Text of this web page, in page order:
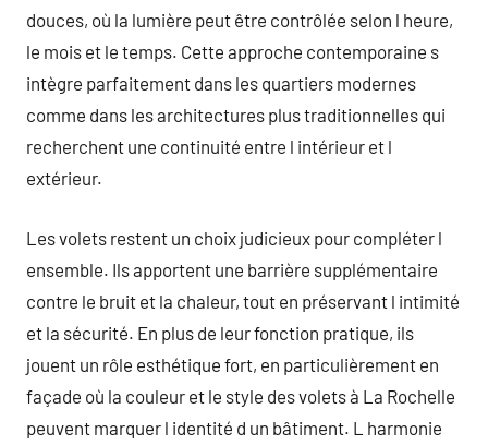
douces, où la lumière peut être contrôlée selon l heure,
le mois et le temps. Cette approche contemporaine s
intègre parfaitement dans les quartiers modernes
comme dans les architectures plus traditionnelles qui
recherchent une continuité entre l intérieur et l
extérieur.
Les volets restent un choix judicieux pour compléter l
ensemble. Ils apportent une barrière supplémentaire
contre le bruit et la chaleur, tout en préservant l intimité
et la sécurité. En plus de leur fonction pratique, ils
jouent un rôle esthétique fort, en particulièrement en
façade où la couleur et le style des volets à La Rochelle
peuvent marquer l identité d un bâtiment. L harmonie